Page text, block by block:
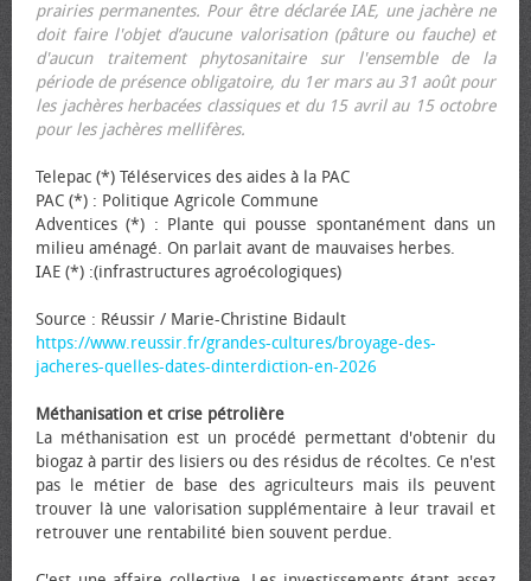
prairies permanentes. Pour être déclarée IAE, une jachère ne
doit faire l'objet d’aucune valorisation (pâture ou fauche) et
d'aucun traitement phytosanitaire sur l'ensemble de la
période de présence obligatoire, du 1er mars au 31 août pour
les jachères herbacées classiques et du 15 avril au 15 octobre
pour les jachères mellifères.
Telepac (*) Téléservices des aides à la PAC
PAC (*) : Politique Agricole Commune
Adventices (*) : Plante qui pousse spontanément dans un
milieu aménagé. On parlait avant de mauvaises herbes.
IAE (*) :(infrastructures agroécologiques)
Source : Réussir / Marie-Christine Bidault
https://www.reussir.fr/grandes-cultures/broyage-des-
jacheres-quelles-dates-dinterdiction-en-2026
Méthanisation et crise pétrolière
La méthanisation est un procédé permettant d'obtenir du
biogaz à partir des lisiers ou des résidus de récoltes. Ce n'est
pas le métier de base des agriculteurs mais ils peuvent
trouver là une valorisation supplémentaire à leur travail et
retrouver une rentabilité bien souvent perdue.